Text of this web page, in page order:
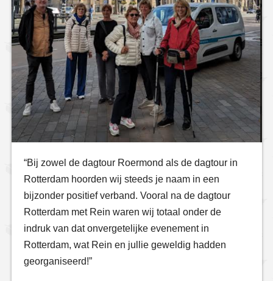
“Bij zowel de dagtour Roermond als de dagtour in
Rotterdam hoorden wij steeds je naam in een
bijzonder positief verband. Vooral na de dagtour
Rotterdam met Rein waren wij totaal onder de
indruk van dat onvergetelijke evenement in
Rotterdam, wat Rein en jullie geweldig hadden
georganiseerd!”